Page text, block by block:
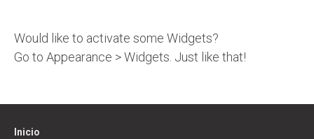
Would like to activate some Widgets?
Go to Appearance > Widgets. Just like that!
Inicio